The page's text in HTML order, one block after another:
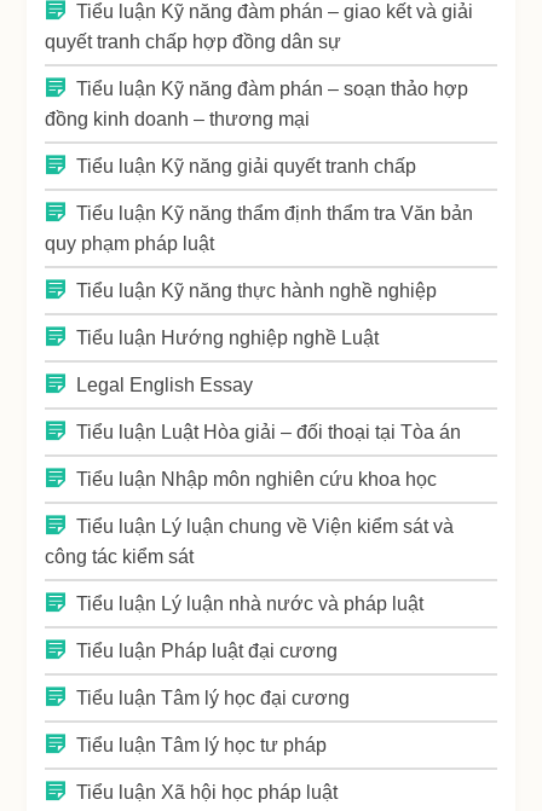
Tiểu luận Kỹ năng đàm phán – giao kết và giải
quyết tranh chấp hợp đồng dân sự
Tiểu luận Kỹ năng đàm phán – soạn thảo hợp
đồng kinh doanh – thương mại
Tiểu luận Kỹ năng giải quyết tranh chấp
Tiểu luận Kỹ năng thẩm định thẩm tra Văn bản
quy phạm pháp luật
Tiểu luận Kỹ năng thực hành nghề nghiệp
Tiểu luận Hướng nghiệp nghề Luật
Legal English Essay
Tiểu luận Luật Hòa giải – đối thoại tại Tòa án
Tiểu luận Nhập môn nghiên cứu khoa học
Tiểu luận Lý luận chung về Viện kiểm sát và
công tác kiểm sát
Tiểu luận Lý luận nhà nước và pháp luật
Tiểu luận Pháp luật đại cương
Tiểu luận Tâm lý học đại cương
Tiểu luận Tâm lý học tư pháp
Tiểu luận Xã hội học pháp luật